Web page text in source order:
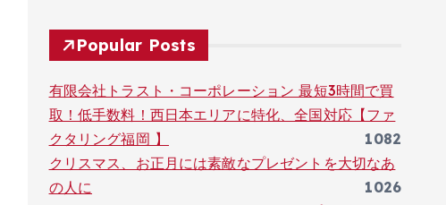
Popular Posts
有限会社トラスト・コーポレーション 最短3時間で買
取！低手数料！西日本エリアに特化、全国対応【ファ
クタリング福岡 】
1082
クリスマス、お正月には素敵なプレゼントを大切なあ
の人に
1026